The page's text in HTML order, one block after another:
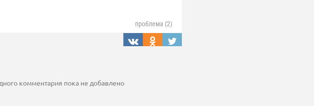
проблема (2)
комментария пока не добавлено